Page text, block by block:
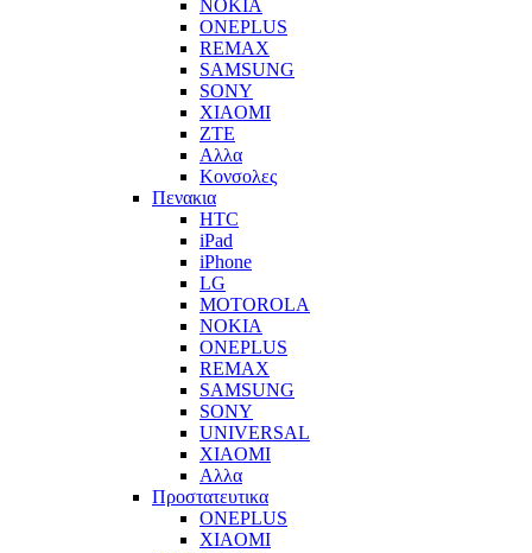
NOKIA
ONEPLUS
REMAX
SAMSUNG
SONY
XIAOMI
ZTE
Αλλα
Κονσολες
Πενακια
HTC
iPad
iPhone
LG
MOTOROLA
NOKIA
ONEPLUS
REMAX
SAMSUNG
SONY
UNIVERSAL
XIAOMI
Αλλα
Προστατευτικα
ONEPLUS
XIAOMI